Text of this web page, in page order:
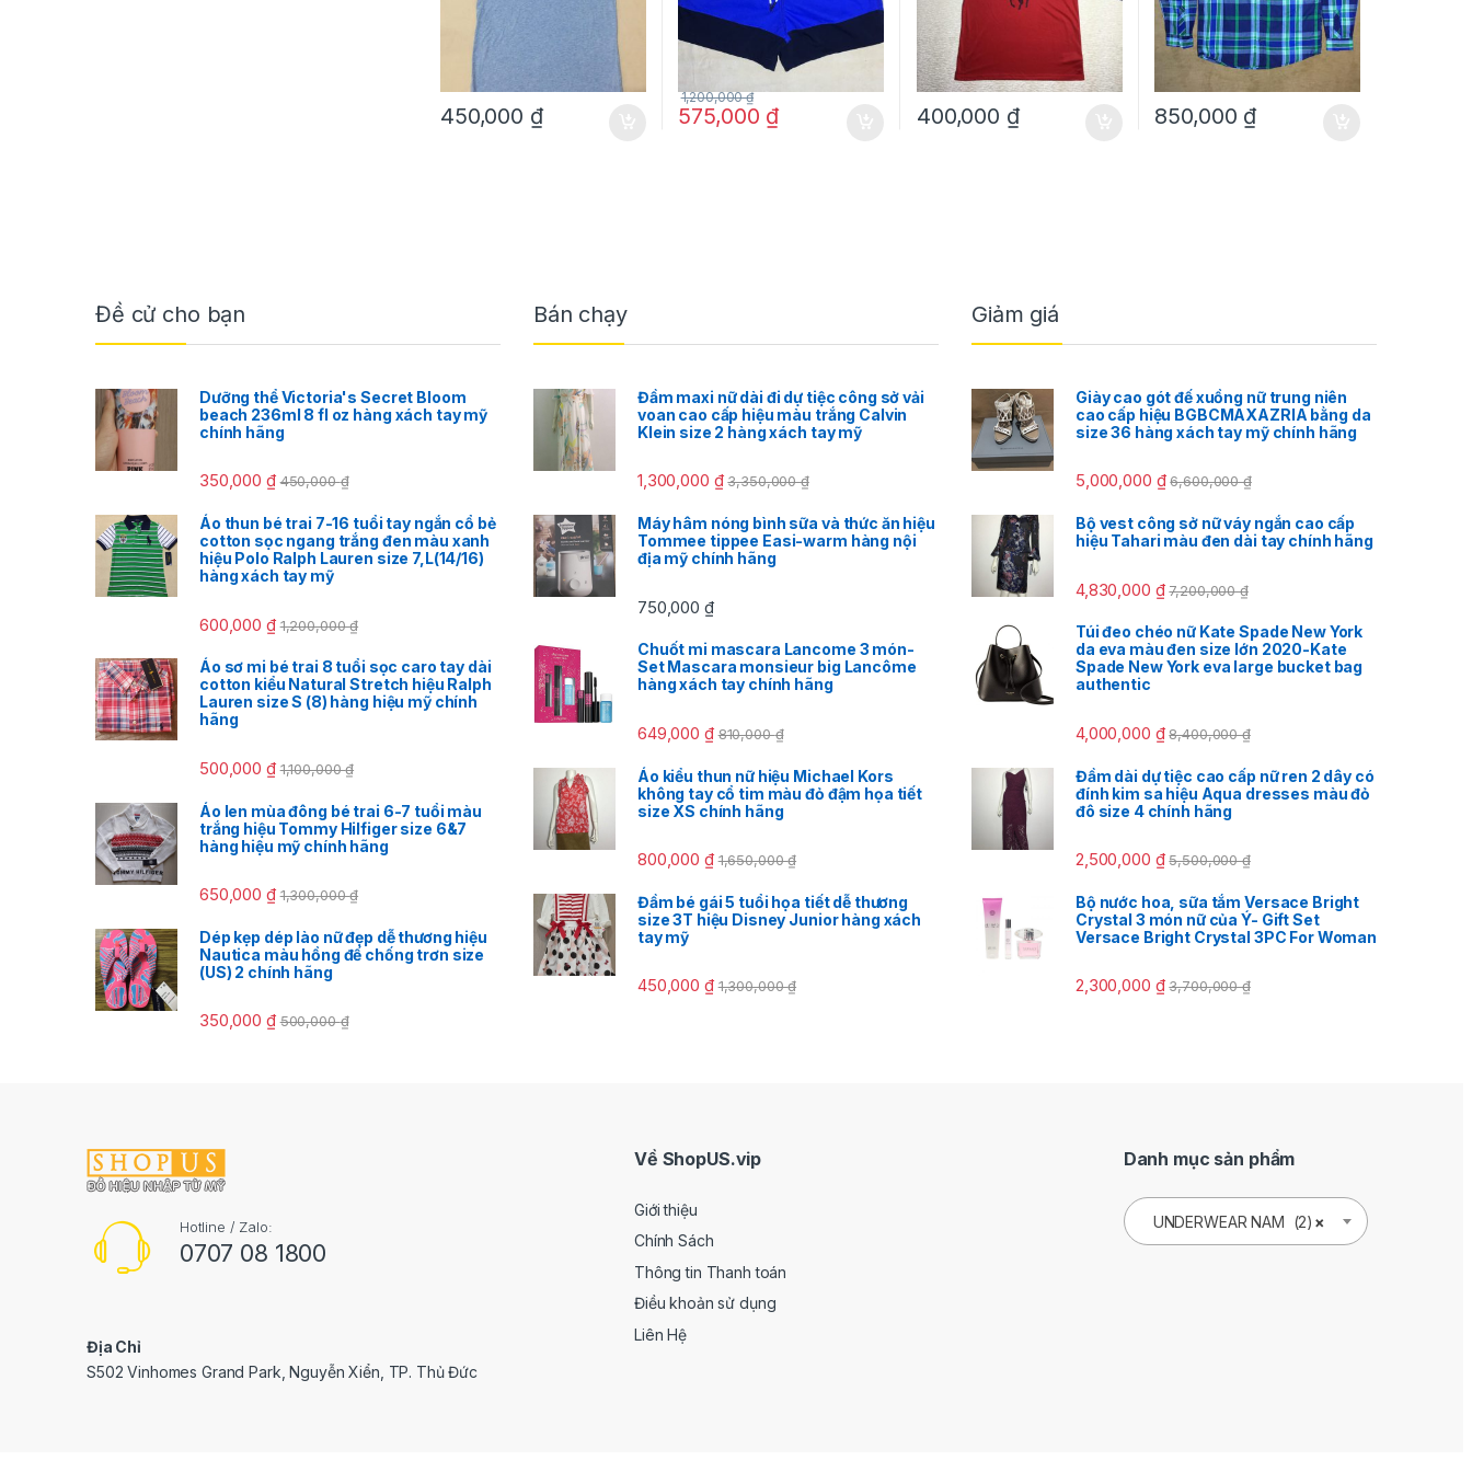
450,000 ₫ 575,000 ₫
1,200,000₫
400,000 ₫ 850,000 ₫
Đề cử cho bạn
Dưỡng thể Victoria's Secret Bloom
beach 236ml 8 fl oz hàng xách tay mỹ
chính hãng
350,000 ₫ 450,000₫
Áo thun bé trai 7-16 tuổi tay ngắn cổ bẻ
cotton sọc ngang trắng đen màu xanh
hiệu Polo Ralph Lauren size 7,L(14/16)
hàng xách tay mỹ
600,000 ₫ 1,200,000₫
Áo sơ mi bé trai 8 tuổi sọc caro tay dài
cotton kiểu Natural Stretch hiệu Ralph
Lauren size S (8) hàng hiệu mỹ chính
hãng
500,000 ₫ 1,100,000₫
Áo len mùa đông bé trai 6-7 tuổi màu
trắng hiệu Tommy Hilfiger size 6&7
hàng hiệu mỹ chính hãng
650,000 ₫ 1,300,000₫
Dép kẹp dép lào nữ đẹp dễ thương hiệu
Nautica màu hồng đế chống trơn size
(US) 2 chính hãng
350,000 ₫ 500,000₫
Bán chạy
Đầm maxi nữ dài đi dự tiệc công sở vải
voan cao cấp hiệu màu trắng Calvin
Klein size 2 hàng xách tay mỹ
1,300,000 ₫ 3,350,000₫
Máy hâm nóng bình sữa và thức ăn hiệu
Tommee tippee Easi-warm hàng nội
địa mỹ chính hãng
750,000 ₫
Chuốt mi mascara Lancome 3 món-
Set Mascara monsieur big Lancôme
hàng xách tay chính hãng
649,000 ₫ 810,000₫
Áo kiểu thun nữ hiệu Michael Kors
không tay cổ tim màu đỏ đậm họa tiết
size XS chính hãng
800,000 ₫ 1,650,000₫
Đầm bé gái 5 tuổi họa tiết dễ thương
size 3T hiệu Disney Junior hàng xách
tay mỹ
450,000 ₫ 1,300,000₫
Giảm giá
Giày cao gót đế xuồng nữ trung niên
cao cấp hiệu BGBCMAXAZRIA bằng da
size 36 hàng xách tay mỹ chính hãng
5,000,000 ₫ 6,600,000₫
Bộ vest công sở nữ váy ngắn cao cấp
hiệu Tahari màu đen dài tay chính hãng
4,830,000 ₫ 7,200,000₫
Túi đeo chéo nữ Kate Spade New York
da eva màu đen size lớn 2020-Kate
Spade New York eva large bucket bag
authentic
4,000,000 ₫ 8,400,000₫
Đầm dài dự tiệc cao cấp nữ ren 2 dây có
đính kim sa hiệu Aqua dresses màu đỏ
đô size 4 chính hãng
2,500,000 ₫ 5,500,000₫
Bộ nước hoa, sữa tắm Versace Bright
Crystal 3 món nữ của Ý- Gift Set
Versace Bright Crystal 3PC For Woman
2,300,000 ₫ 3,700,000₫
Hotline / Zalo:
0707 08 1800
Địa Chỉ
S502 Vinhomes Grand Park, Nguyễn Xiển, TP. Thủ Đức
Về ShopUS.vip
Giới thiệu
Chính Sách
Thông tin Thanh toán
Điều khoản sử dụng
Liên Hệ
Danh mục sản phẩm
×
UNDERWEAR NAM (2)